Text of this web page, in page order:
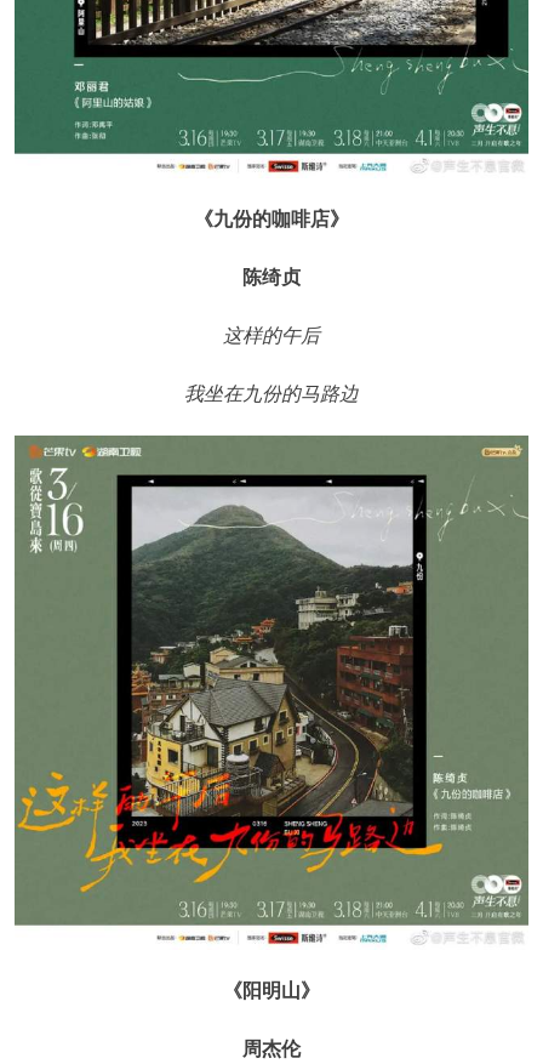
《九份的咖啡店》
陈绮贞
这样的午后
我坐在九份的马路边
《阳明山》
周杰伦